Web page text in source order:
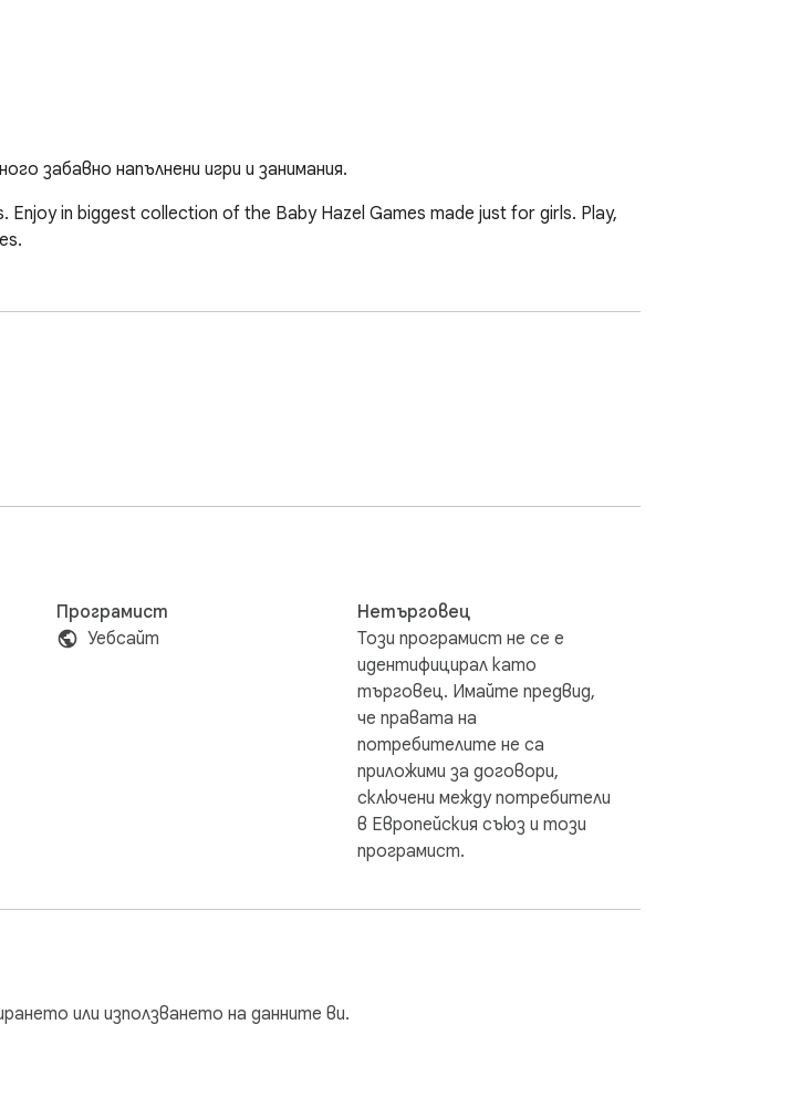
забавно напълнени игри и занимания.
in biggest collection of the Baby Hazel Games made just for girls. Play,
Програмист
Уебсайт
Нетърговец
Този програмист не се е
идентифицирал като
търговец. Имайте предвид,
че правата на
потребителите не са
приложими за договори,
сключени между потребители
в Европейския съюз и този
програмист.
или използването на данните ви.